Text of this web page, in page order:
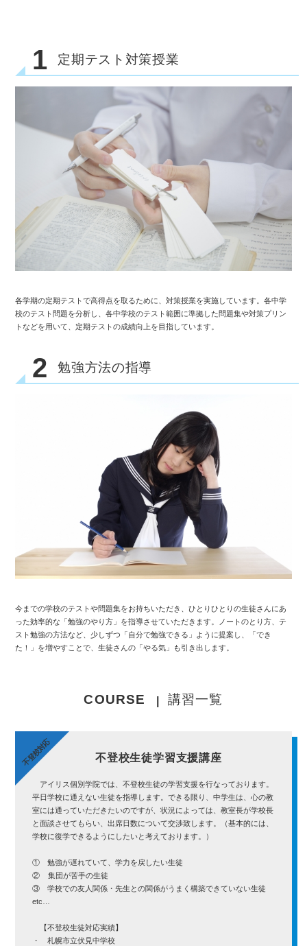
1 定期テスト対策授業
各学期の定期テストで高得点を取るために、対策授業を実施しています。各中学
校のテスト問題を分析し、各中学校のテスト範囲に準拠した問題集や対策プリン
トなどを用いて、定期テストの成績向上を目指しています。
2 勉強方法の指導
今までの学校のテストや問題集をお持ちいただき、ひとりひとりの生徒さんにあ
った効率的な「勉強のやり方」を指導させていただきます。ノートのとり方、テ
スト勉強の方法など、少しずつ「自分で勉強できる」ように提案し、「でき
た！」を増やすことで、生徒さんの「やる気」も引き出します。
COURSE 講習一覧
不登校対応 不登校生徒学習支援講座
アイリス個別学院では、不登校生徒の学習支援を行なっております。
平日学校に通えない生徒を指導します。できる限り、中学生は、心の教
室には通っていただきたいのですが、状況によっては、教室長が学校長
と面談させてもらい、出席日数について交渉致します。（基本的には、
学校に復学できるようにしたいと考えております。）
① 勉強が遅れていて、学力を戻したい生徒
② 集団が苦手の生徒
③ 学校での友人関係・先生との関係がうまく構築できていない生徒
etc…
【不登校生徒対応実績】
・ 札幌市立伏見中学校